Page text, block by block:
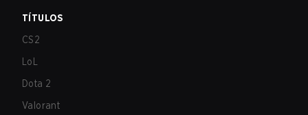
TÍTULOS
CS2
LoL
Dota 2
Valorant